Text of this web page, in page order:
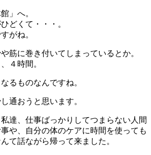
」へ。
どくて・・・。
がね。
筋に巻き付いてしまっているとか。
４時間。
るものなんですね。
通おうと思います。
私達、仕事ばっかりしてつまらない人間
や、自分の体のケアに時間を使っても
て話ながら帰って来ました。